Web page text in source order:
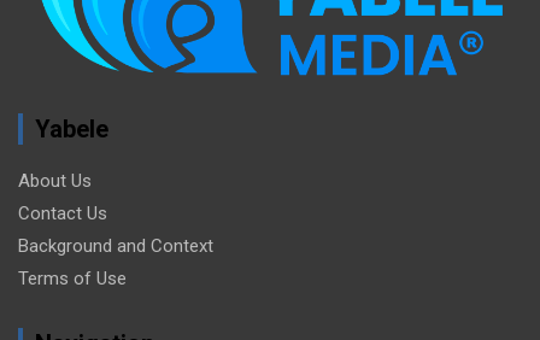
Yabele
About Us
Contact Us
Background and Context
Terms of Use